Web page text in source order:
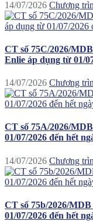
14/07/2026 Chương
CT số 75C/2026/
Enlie áp dụng từ 01/
14/07/2026 Chương
CT số 75A/2026/
01/07/2026 đến hết
14/07/2026 Chương
CT số 75b/2026/
01/07/2026 đến hết